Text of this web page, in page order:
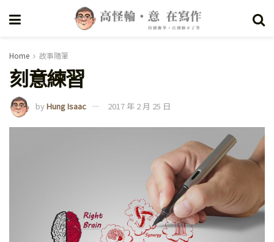
Home 故事隨筆
刻意練習
byHung Isaac 2017 年 2 月 25 日